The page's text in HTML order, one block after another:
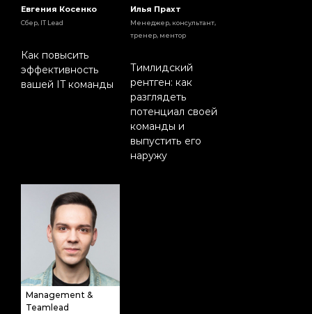
Евгения Косенко
Сбер, IT Lead
Как повысить
эффективность
вашей IT команды
Илья Прахт
Менеджер, консультант,
тренер, ментор
Тимлидский
рентген: как
разглядеть
потенциал своей
команды и
выпустить его
наружу
Management &
Teamlead